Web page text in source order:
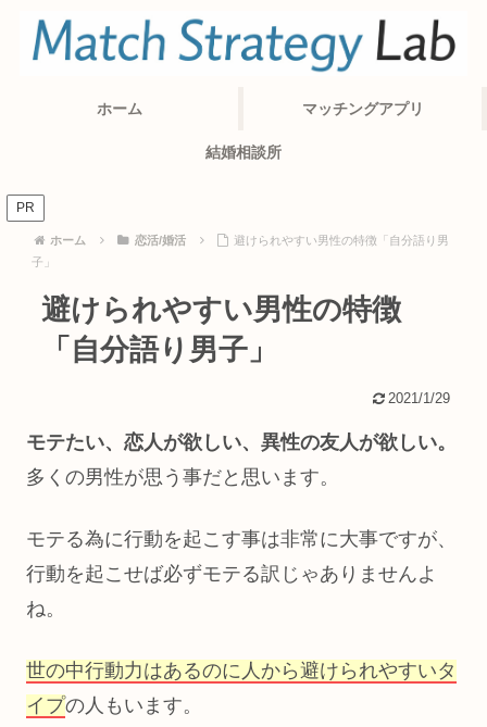
ホーム マッチングアプリ
結婚相談所
PR
ホーム 恋活/婚活
避けられやすい男性の特徴「自分語り男
子」
避けられやすい男性の特徴
「自分語り男子」
2021/1/29
モテたい、恋人が欲しい、異性の友人が欲しい。
多くの男性が思う事だと思います。
モテる為に行動を起こす事は非常に大事ですが、
行動を起こせば必ずモテる訳じゃありませんよ
ね。
世の中行動力はあるのに人から避けられやすいタ
イプの人もいます。